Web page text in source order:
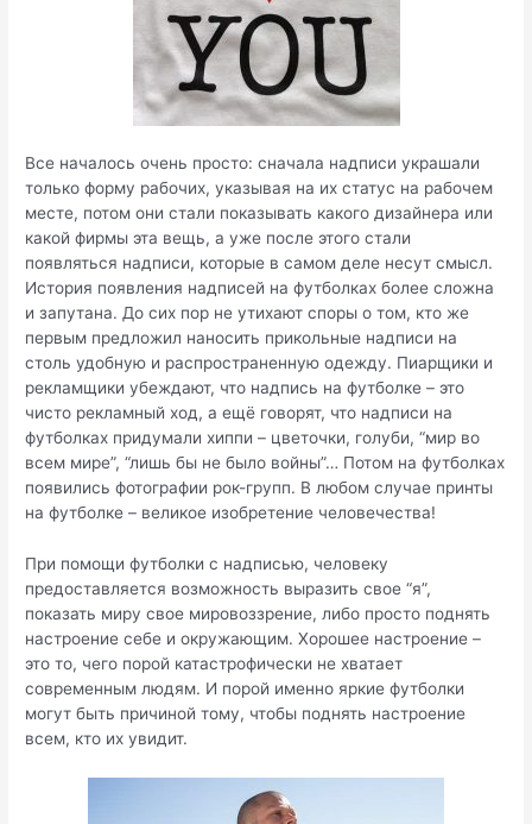
Все началось очень просто: сначала надписи украшали
только форму рабочих, указывая на их статус на рабочем
месте, потом они стали показывать какого дизайнера или
какой фирмы эта вещь, а уже после этого стали
появляться надписи, которые в самом деле несут смысл.
История появления надписей на футболках более сложна
и запутана. До сих пор не утихают споры о том, кто же
первым предложил наносить прикольные надписи на
столь удобную и распространенную одежду. Пиарщики и
рекламщики убеждают, что надпись на футболке – это
чисто рекламный ход, а ещё говорят, что надписи на
футболках придумали хиппи – цветочки, голуби, “мир во
всем мире”, “лишь бы не было войны”… Потом на футболках
появились фотографии рок-групп. В любом случае принты
на футболке – великое изобретение человечества!
При помощи футболки с надписью, человеку
предоставляется возможность выразить свое “я”,
показать миру свое мировоззрение, либо просто поднять
настроение себе и окружающим. Хорошее настроение –
это то, чего порой катастрофически не хватает
современным людям. И порой именно яркие футболки
могут быть причиной тому, чтобы поднять настроение
всем, кто их увидит.